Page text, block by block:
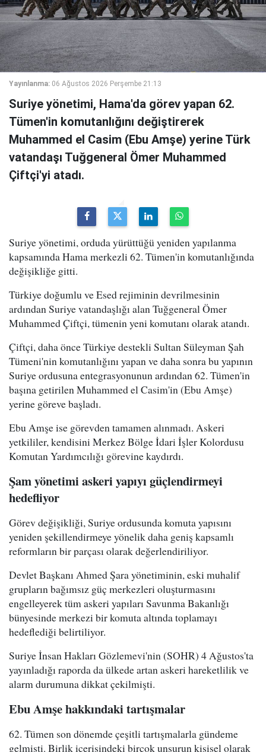
Yayınlanma: 06 Ağustos 2026 Perşembe 21:13
Suriye yönetimi, Hama'da görev yapan 62.
Tümen'in komutanlığını değiştirerek
Muhammed el Casim (Ebu Amşe) yerine Türk
vatandaşı Tuğgeneral Ömer Muhammed
Çiftçi'yi atadı.
Suriye yönetimi, orduda yürüttüğü yeniden yapılanma
kapsamında Hama merkezli 62. Tümen'in komutanlığında
değişikliğe gitti.
Türkiye doğumlu ve Esed rejiminin devrilmesinin
ardından Suriye vatandaşlığı alan Tuğgeneral Ömer
Muhammed Çiftçi, tümenin yeni komutanı olarak atandı.
Çiftçi, daha önce Türkiye destekli Sultan Süleyman Şah
Tümeni'nin komutanlığını yapan ve daha sonra bu yapının
Suriye ordusuna entegrasyonunun ardından 62. Tümen'in
başına getirilen Muhammed el Casim'in (Ebu Amşe)
yerine göreve başladı.
Ebu Amşe ise görevden tamamen alınmadı. Askeri
yetkililer, kendisini Merkez Bölge İdari İşler Kolordusu
Komutan Yardımcılığı görevine kaydırdı.
Şam yönetimi askeri yapıyı güçlendirmeyi
hedefliyor
Görev değişikliği, Suriye ordusunda komuta yapısını
yeniden şekillendirmeye yönelik daha geniş kapsamlı
reformların bir parçası olarak değerlendiriliyor.
Devlet Başkanı Ahmed Şara yönetiminin, eski muhalif
grupların bağımsız güç merkezleri oluşturmasını
engelleyerek tüm askeri yapıları Savunma Bakanlığı
bünyesinde merkezi bir komuta altında toplamayı
hedeflediği belirtiliyor.
Suriye İnsan Hakları Gözlemevi'nin (SOHR) 4 Ağustos'ta
yayınladığı raporda da ülkede artan askeri hareketlilik ve
alarm durumuna dikkat çekilmişti.
Ebu Amşe hakkındaki tartışmalar
62. Tümen son dönemde çeşitli tartışmalarla gündeme
gelmişti. Birlik içerisindeki birçok unsurun kişisel olarak